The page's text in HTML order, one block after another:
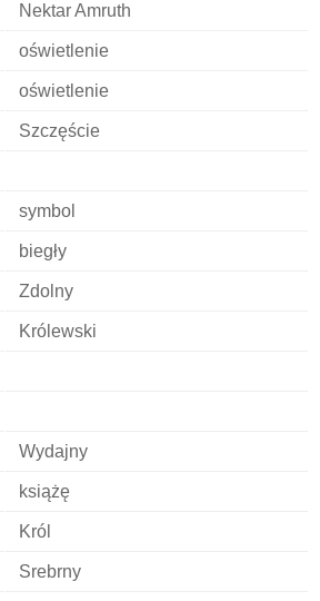
Nektar Amruth
oświetlenie
oświetlenie
Szczęście
symbol
biegły
Zdolny
Królewski
Wydajny
książę
Król
Srebrny